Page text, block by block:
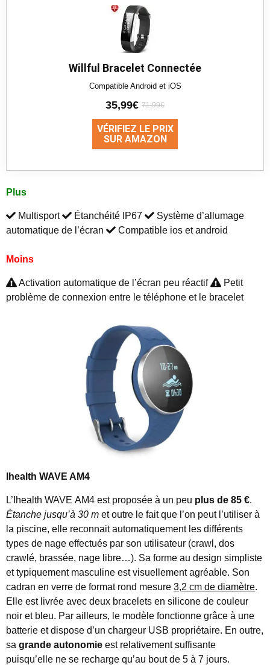
Willful Bracelet Connectée
Compatible Android et iOS
35,99€ 71,99€
VÉRIFIEZ LE PRIX
SUR AMAZON
Plus
Multisport Étanchéité IP67
Système d’allumage
automatique de l’écran
Compatible ios et android
Moins
Activation automatique de l’écran peu réactif
Petit
problème de connexion entre le téléphone et le bracelet
Ihealth WAVE AM4
L’Ihealth WAVE AM4 est proposée à un peu plus de 85 €.
Étanche jusqu’à 30 m et outre le fait que l’on peut l’utiliser à
la piscine, elle reconnait automatiquement les différents
types de nage effectués par son utilisateur (crawl, dos
crawlé, brassée, nage libre…). Sa forme au design simpliste
et typiquement masculine est visuellement agréable. Son
cadran en verre de format rond mesure 3,2 cm de diamètre.
Elle est livrée avec deux bracelets en silicone de couleur
noir et bleu. Par ailleurs, le modèle fonctionne grâce à une
batterie et dispose d’un chargeur USB propriétaire. En outre,
sa grande autonomie est relativement suffisante
puisqu’elle ne se recharge qu’au bout de 5 à 7 jours.